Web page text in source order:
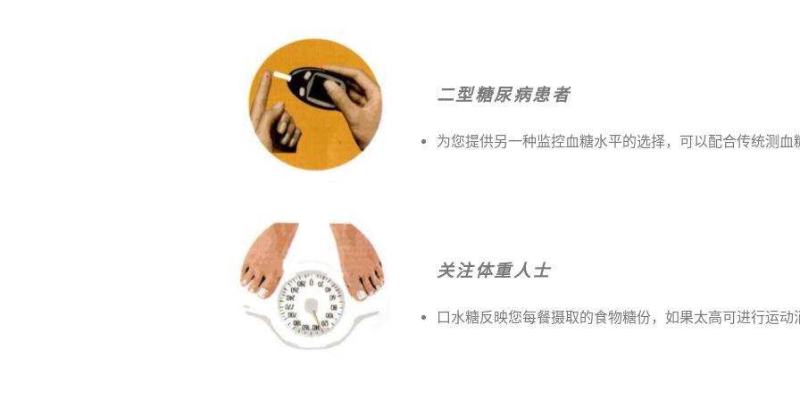
二型糖尿病患者
为您提供另一种监控血糖水平的选择，可以配合传统测血
关注体重人士
口水糖反映您每餐摄取的食物糖份，如果太高可进行运动